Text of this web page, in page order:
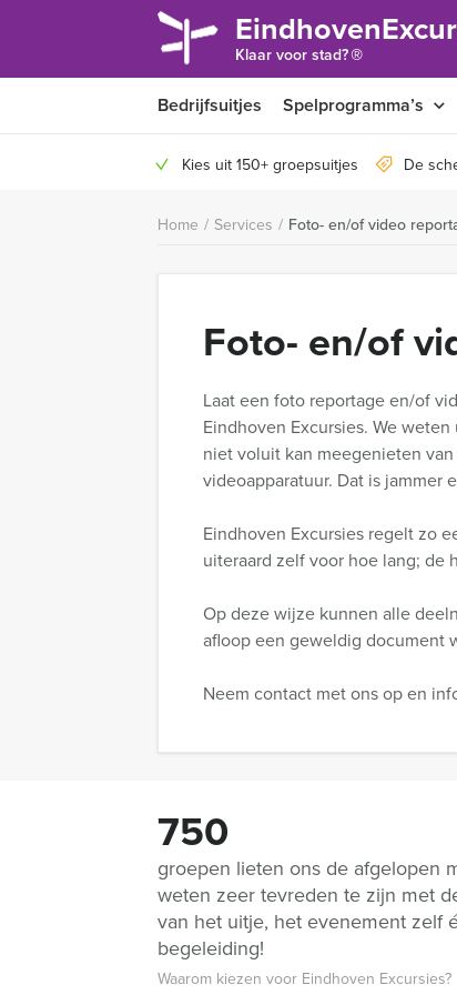
Klaar voor stad?®
Bedrijfsuitjes Spelprogramma’s
Kies uit 150+ groepsuitjes De
Home / Services / Foto- en/of video
Foto- en/of
Laat een foto reportage en/of
Eindhoven Excursies. We
niet voluit kan meegenieten
videoapparatuur. Dat is jammer
Eindhoven Excursies regelt zo
uiteraard zelf voor hoe lang; de
Op deze wijze kunnen alle
afloop een geweldig document
Neem contact met ons op en
750
groepen lieten ons de afgelopen
weten zeer tevreden te zijn met
van het uitje, het evenement zelf
begeleiding!
Waarom kiezen voor Eindhoven Excursies?